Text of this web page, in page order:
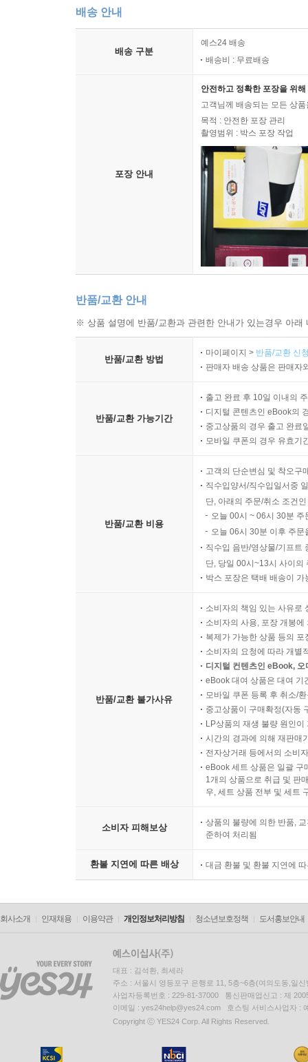
배송 안내
배송 구분
예스24 배송
배송비 : 무료배송
포장 안내
안전하고 정확한 포장을 위
고객님께 배송되는 모든 상
목적 : 안전한 포장 관리
촬영범위 : 박스 포장 작업
반품/교환 안내
※ 상품 설명에 반품/교환과 관련한 안내가 있는경우 아
반품/교환 방법
마이페이지 > 반품/교환 신
판매자 배송 상품은 판매자
반품/교환 가능기간
출고 완료 후 10일 이내의
디지털 콘텐츠인 eBook의
중고상품의 경우 출고 완료
모바일 쿠폰의 경우 유효기
반품/교환 비용
고객의 단순변심 및 착오구
직수입양서/직수입일서중
단, 아래의 주문/취소 조건
오늘 00시 ~ 06시 30분
오늘 06시 30분 이후 주
직수입 음반/영상물/기프트
단, 당일 00시~13시 사이의
박스 포장은 택배 배송이
반품/교환 불가사유
소비자의 책임 있는 사유로
소비자의 사용, 포장 개봉
복제가 가능한 상품 등의
소비자의 요청에 따라 개별
디지털 컨텐츠인 eBook,
eBook 대여 상품은 대여 기
모바일 쿠폰 등록 후 취소/
중고상품이 구매확정(자동
LP상품의 재생 불량 원인
시간의 경과에 의해 재판매
전자상거래 등에서의 소비
eBook 세트 상품은 일괄 구
1개의 상품으로 취급 및 판
우, 세트 상품 전부 및 세트
소비자 피해보상
상품의 불량에 의한 반품,
준하여 처리됨
환불 지연에 따른 배상 대금 환불 및 환불 지연에
회사소개 인재채용 이용약관 개인정보처리방침 청소년보호정책 도서홍보안내
대표 : 김석환, 최세라
주소 : 서울시 영등포구 은행로 11, 5층~6층(여의도동,일신
사업자등록번호 : 229-81-37000 통신판매업신고 : 제
이메일 : yes24help@yes24.com 호스팅 서비스사업자 :
Copyright ⓒ YES24 Corp. All Rights Reserved.